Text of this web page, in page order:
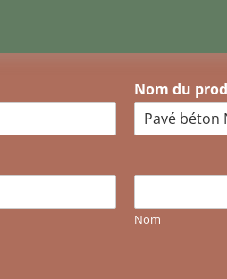
Nom du
Nom